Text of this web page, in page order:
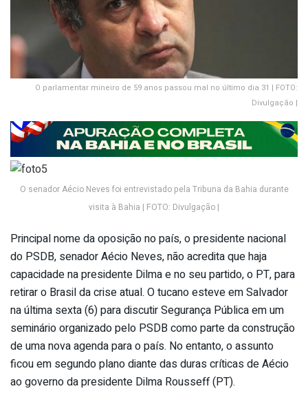
O parlamentar mineiro de 59 anos passou mal no último dia 31 | FOTO:
Divulgação |
O senador Aécio Neves foi entrevistado pela Tribuna da Bahia durante
visita à Bahia | FOTO: Divulgação |
Principal nome da oposição no país, o presidente nacional
do PSDB, senador Aécio Neves, não acredita que haja
capacidade na presidente Dilma e no seu partido, o PT, para
retirar o Brasil da crise atual. O tucano esteve em Salvador
na última sexta (6) para discutir Segurança Pública em um
seminário organizado pelo PSDB como parte da construção
de uma nova agenda para o país. No entanto, o assunto
ficou em segundo plano diante das duras críticas de Aécio
ao governo da presidente Dilma Rousseff (PT).